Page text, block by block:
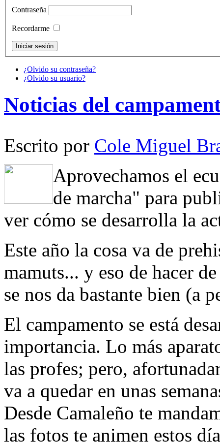
Contraseña
Recordarme
¿Olvido su contraseña?
¿Olvido su usuario?
Noticias del
Escrito por Cole Miguel
Aprovechamos el
de marcha" para
ver cómo se desarrolla la
Este año la cosa va de
mamuts... y eso de hacer
se nos da bastante bien (a
El campamento se está
importancia. Lo más
las profes; pero,
va a quedar en unas
Desde Camaleño te
las fotos te animen estos